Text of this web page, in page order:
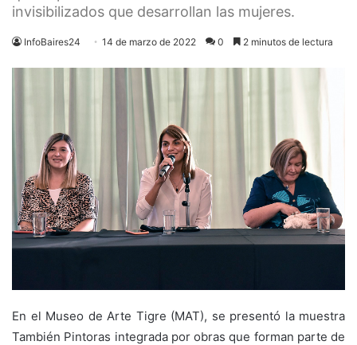
invisibilizados que desarrollan las mujeres.
InfoBaires24 14 de marzo de 2022 0 2 minutos de lectura
En el Museo de Arte Tigre (MAT), se presentó la muestra
También Pintoras integrada por obras que forman parte de